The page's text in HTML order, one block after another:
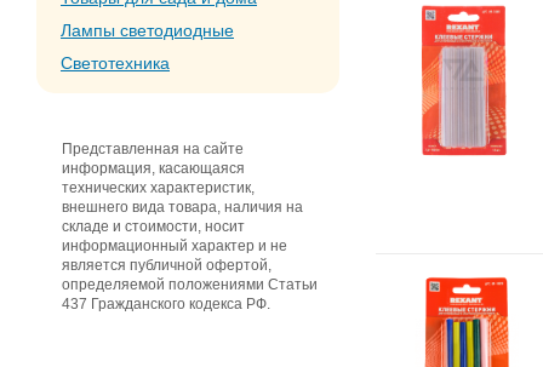
Лампы светодиодные
Светотехника
Представленная на сайте
информация, касающаяся
технических характеристик,
внешнего вида товара, наличия на
складе и стоимости, носит
информационный характер и не
является публичной офертой,
определяемой положениями Статьи
437 Гражданского кодекса РФ.